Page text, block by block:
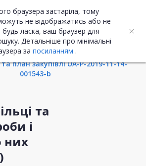
браузера застаріла, тому
не відображатись або не
ласка, ваш браузер для
Детальніше про мінімальні
за посиланням .
UA ENG
про закупівлю
план закупівлі UA-P-2019-11-14-
001543-b
та
і
них